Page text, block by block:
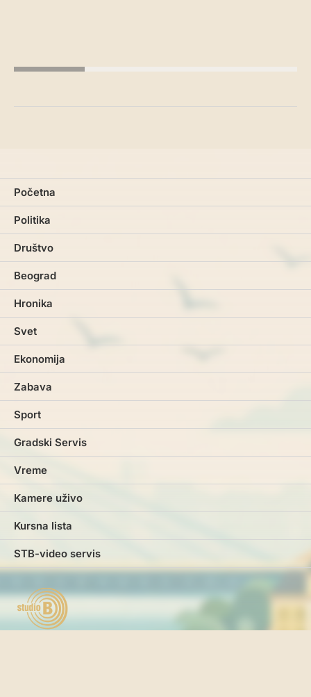
Početna
Politika
Društvo
Beograd
Hronika
Svet
Ekonomija
Zabava
Sport
Gradski Servis
Vreme
Kamere uživo
Kursna lista
STB-video servis